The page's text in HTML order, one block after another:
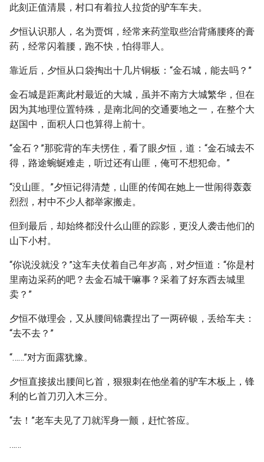
此刻正值清晨，村口有着拉人拉货的驴车车夫。
夕恒认识那人，名为贾饵，经常来药堂取些治背痛腰疼的膏
药，经常闪着腰，跑不快，怕得罪人。
靠近后，夕恒从口袋掏出十几片铜板：“金石城，能去吗？”
金石城是距离此村最近的大城，虽并不南方大城繁华，但在
因为其地理位置特殊，是南北间的交通要地之一，在整个大
赵国中，面积人口也算得上前十。
“金石？”那驼背的车夫愣住，看了眼夕恒，道：“金石城去不
得，路途蜿蜒难走，听过还有山匪，俺可不想犯命。”
“没山匪。”夕恒记得清楚，山匪的传闻在她上一世闹得轰轰
烈烈，村中不少人都举家搬走。
但到最后，却始终都没什么山匪的踪影，更没人袭击他们的
山下小村。
“你说没就没？”这车夫仗着自己年岁高，对夕恒道：“你是村
里南边采药的吧？去金石城干嘛事？采着了好东西去城里
卖？”
夕恒不做理会，又从腰间锦囊捏出了一两碎银，丢给车夫：
“去不去？”
“……”对方面露犹豫。
夕恒直接拔出腰间匕首，狠狠刺在他坐着的驴车木板上，锋
利的匕首刀刃入木三分。
“去！”老车夫见了刀就浑身一颤，赶忙答应。
……